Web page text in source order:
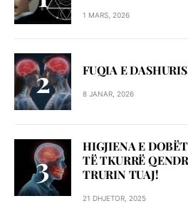
1 MARS, 2026
FUQIA E
8 JANAR, 2026
HIGJIENA E
TË TKURRË
TRURIN TUAJ!
21 DHJETOR, 2025